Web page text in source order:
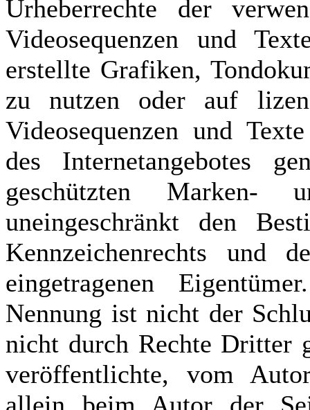
Urheberrechte der
Videosequenzen und
erstellte Grafiken,
zu nutzen oder auf
Videosequenzen und
des Internetangebotes
geschützten Marken-
uneingeschränkt den
Kennzeichenrechts und
eingetragenen
Nennung ist nicht der
nicht durch Rechte Dritter
veröffentlichte, vom